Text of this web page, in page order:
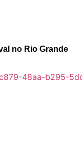
no Rio Grande